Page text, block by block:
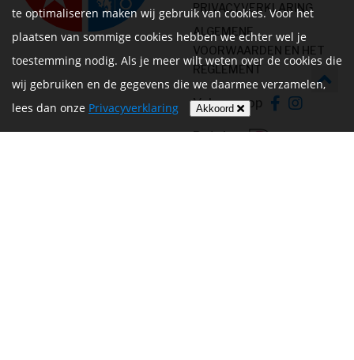
PRIVACYVERKLARING
ALGEMENE
VOORWAARDEN EN HET
REGLEMENT
Volg ons op
Betalen
te optimaliseren maken wij gebruik van cookies. Voor het
plaatsen van sommige cookies hebben we echter wel je
toestemming nodig. Als je meer wilt weten over de cookies die
wij gebruiken en de gegevens die we daarmee verzamelen,
lees dan onze Privacyverklaring Akkoord